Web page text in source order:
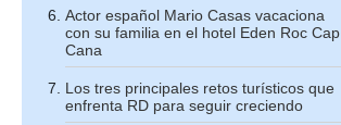
Actor español Mario Casas vacaciona
con su familia en el hotel Eden Roc Cap
Cana
Los tres principales retos turísticos que
enfrenta RD para seguir creciendo